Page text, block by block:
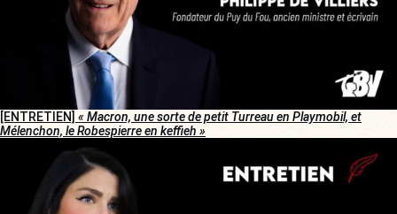
[ENTRETIEN] « Macron, une sorte de petit Turreau en Playmobil, et
Mélenchon, le Robespierre en keffieh »